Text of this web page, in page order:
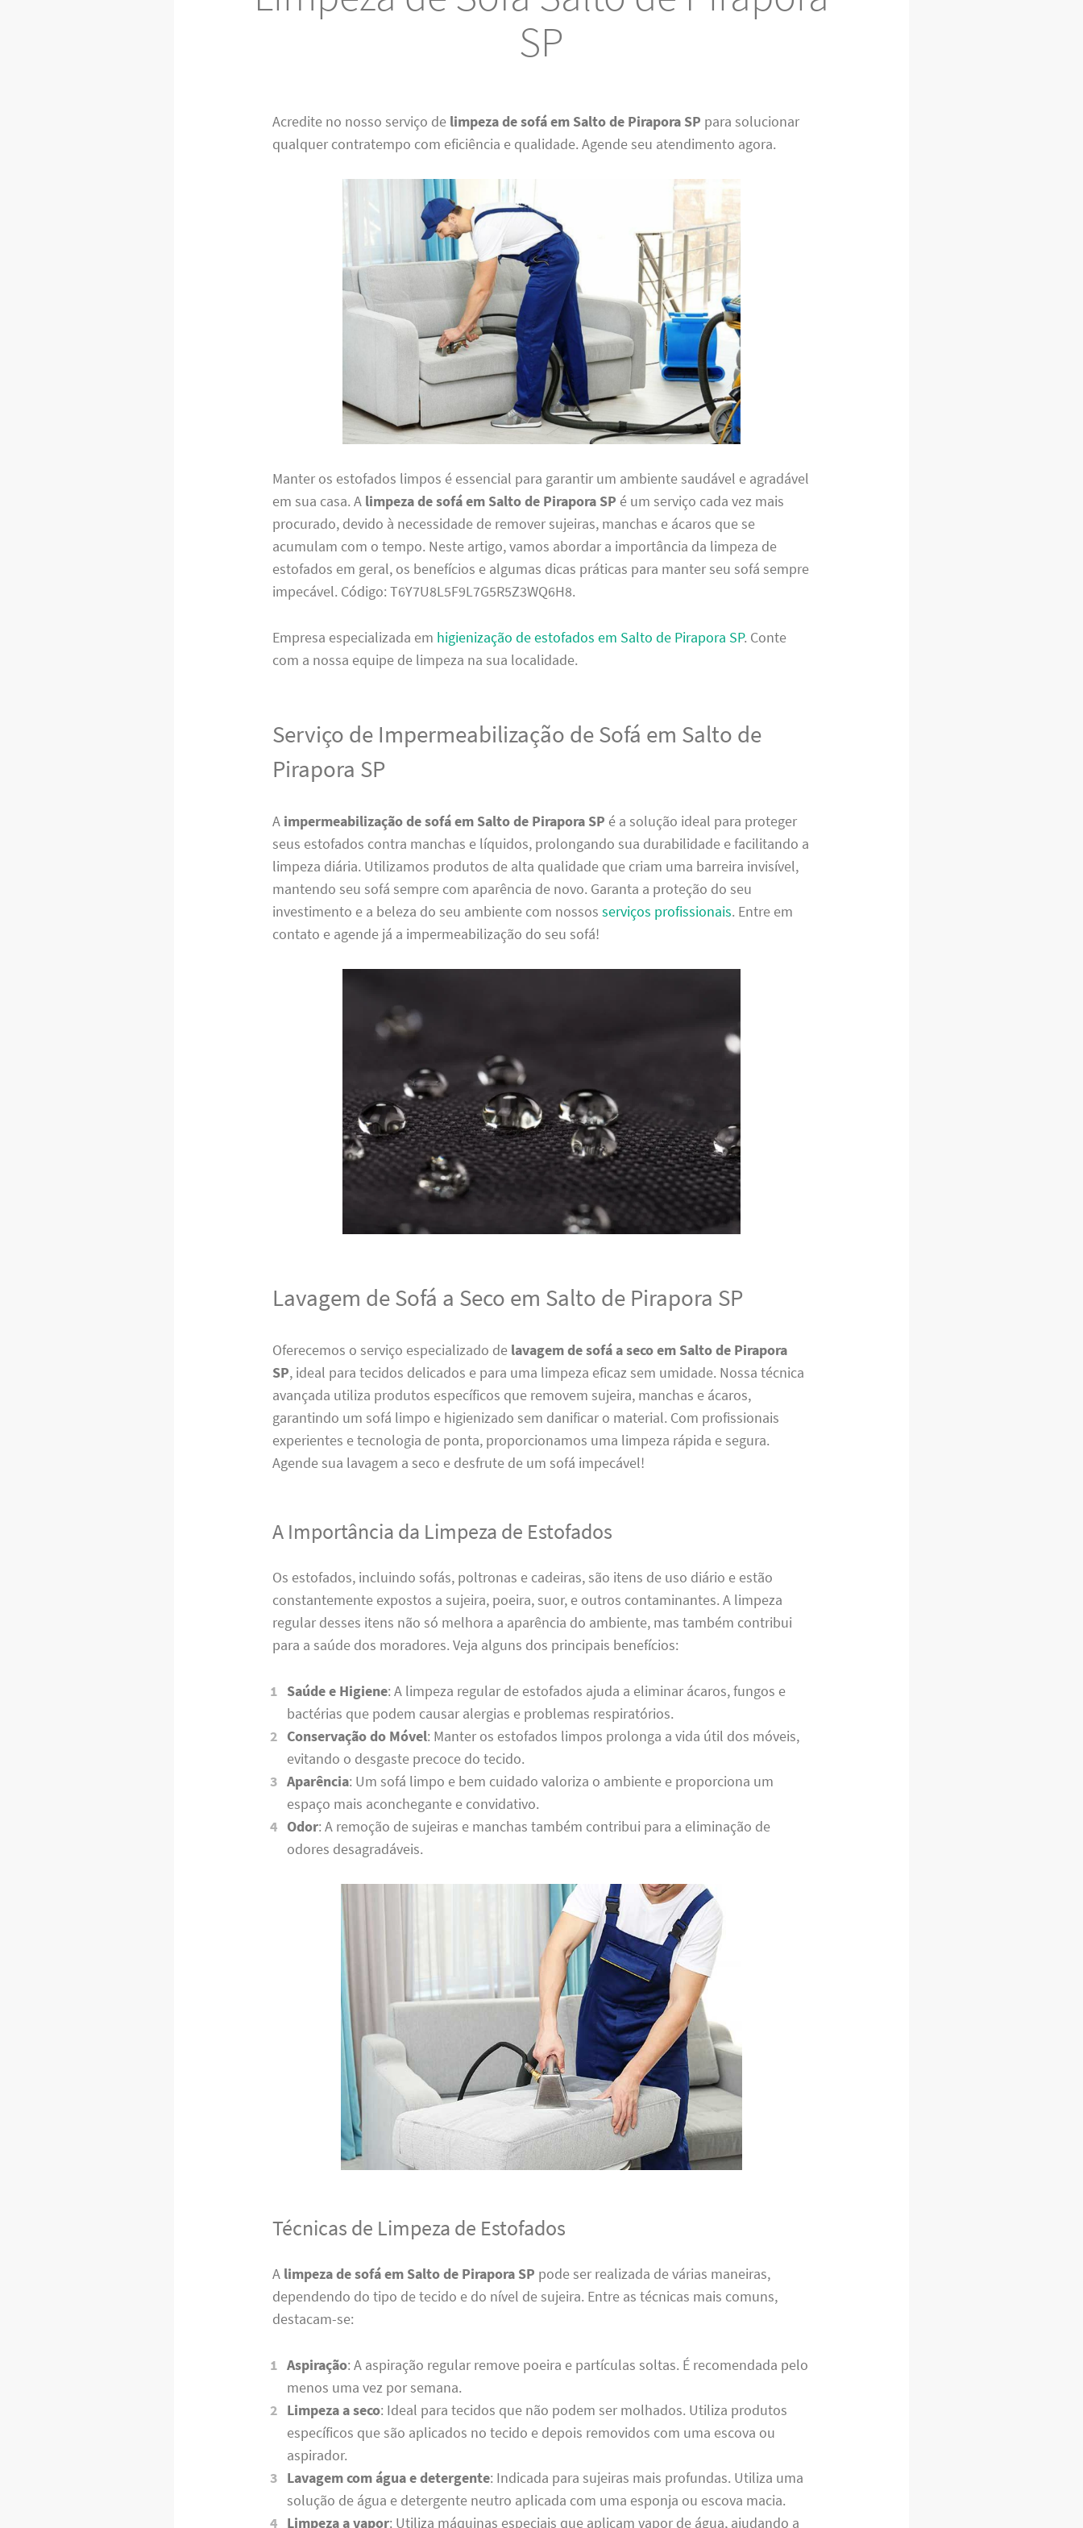
SP
Acredite no nosso serviço de limpeza de sofá em Salto de Pirapora SP para solucionar
qualquer contratempo com eficiência e qualidade. Agende seu atendimento agora.
Manter os estofados limpos é essencial para garantir um ambiente saudável e agradável
em sua casa. A limpeza de sofá em Salto de Pirapora SP é um serviço cada vez mais
procurado, devido à necessidade de remover sujeiras, manchas e ácaros que se
acumulam com o tempo. Neste artigo, vamos abordar a importância da limpeza de
estofados em geral, os benefícios e algumas dicas práticas para manter seu sofá sempre
impecável. Código: T6Y7U8L5F9L7G5R5Z3WQ6H8.
Empresa especializada em higienização de estofados em Salto de Pirapora SP. Conte
com a nossa equipe de limpeza na sua localidade.
Serviço de Impermeabilização de Sofá em Salto de
Pirapora SP
A impermeabilização de sofá em Salto de Pirapora SP é a solução ideal para proteger
seus estofados contra manchas e líquidos, prolongando sua durabilidade e facilitando a
limpeza diária. Utilizamos produtos de alta qualidade que criam uma barreira invisível,
mantendo seu sofá sempre com aparência de novo. Garanta a proteção do seu
investimento e a beleza do seu ambiente com nossosserviços profissionais. Entre em
contato e agende já a impermeabilização do seu sofá!
Lavagem de Sofá a Seco em Salto de Pirapora SP
Oferecemos o serviço especializado de lavagem de sofá a seco em Salto de Pirapora
SP, ideal para tecidos delicados e para uma limpeza eficaz sem umidade. Nossa técnica
avançada utiliza produtos específicos que removem sujeira, manchas e ácaros,
garantindo um sofá limpo e higienizado sem danificar o material. Com profissionais
experientes e tecnologia de ponta, proporcionamos uma limpeza rápida e segura.
Agende sua lavagem a seco e desfrute de um sofá impecável!
A Importância da Limpeza de Estofados
Os estofados, incluindo sofás, poltronas e cadeiras, são itens de uso diário e estão
constantemente expostos a sujeira, poeira, suor, e outros contaminantes. A limpeza
regular desses itens não só melhora a aparência do ambiente, mas também contribui
para a saúde dos moradores. Veja alguns dos principais benefícios:
Saúde e Higiene: A limpeza regular de estofados ajuda a eliminar ácaros, fungos e
bactérias que podem causar alergias e problemas respiratórios.
Conservação do Móvel: Manter os estofados limpos prolonga a vida útil dos móveis,
evitando o desgaste precoce do tecido.
Aparência: Um sofá limpo e bem cuidado valoriza o ambiente e proporciona um
espaço mais aconchegante e convidativo.
Odor: A remoção de sujeiras e manchas também contribui para a eliminação de
odores desagradáveis.
Técnicas de Limpeza de Estofados
A limpeza de sofá em Salto de Pirapora SP pode ser realizada de várias maneiras,
dependendo do tipo de tecido e do nível de sujeira. Entre as técnicas mais comuns,
destacam-se:
Aspiração: A aspiração regular remove poeira e partículas soltas. É recomendada pelo
menos uma vez por semana.
Limpeza a seco: Ideal para tecidos que não podem ser molhados. Utiliza produtos
específicos que são aplicados no tecido e depois removidos com uma escova ou
aspirador.
Lavagem com água e detergente: Indicada para sujeiras mais profundas. Utiliza uma
solução de água e detergente neutro aplicada com uma esponja ou escova macia.
Limpeza a vapor: Utiliza máquinas especiais que aplicam vapor de água, ajudando a